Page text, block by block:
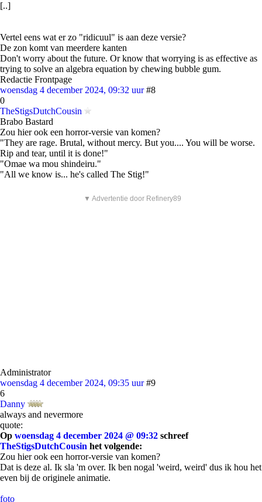
[..]
Vertel eens wat er zo "ridicuul" is aan deze versie?
De zon komt van meerdere kanten
Don't worry about the future. Or know that worrying is as effective as
trying to solve an algebra equation by chewing bubble gum.
Redactie Frontpage
woensdag 4 december 2024, 09:32 uur #8
0
TheStigsDutchCousin
Brabo Bastard
Zou hier ook een horror-versie van komen?
"They are rage. Brutal, without mercy. But you.... You will be worse.
Rip and tear, until it is done!"
"Omae wa mou shindeiru."
"All we know is... he's called The Stig!"
▼ Advertentie door Refinery89
Administrator
woensdag 4 december 2024, 09:35 uur #9
6
Danny
always and nevermore
quote:
Op woensdag 4 december 2024 @ 09:32 schreef
TheStigsDutchCousin het volgende:
Zou hier ook een horror-versie van komen?
Dat is deze al. Ik sla 'm over. Ik ben nogal 'weird, weird' dus ik hou het
even bij de originele animatie.
foto